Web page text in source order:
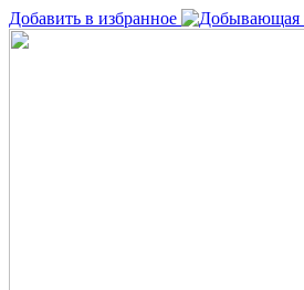
Добавить в избранное